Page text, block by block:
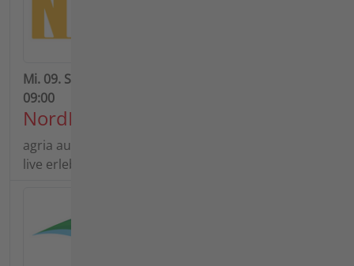
Mi. 09. Sept. 2026 - So. 13. Sept. 2026 | Beginn:
09:00
NordBau 2026
agria auf der NordBau 2026: Ferngesteuerte Power
live erleben!